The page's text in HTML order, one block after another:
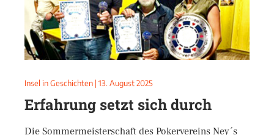
Insel in Geschichten | 13. August 2025
Erfahrung setzt sich durch
Die Sommermeisterschaft des Pokervereins Ney´s